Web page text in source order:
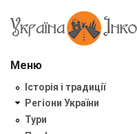
Меню
Історія і традиції
Регіони України
Тури